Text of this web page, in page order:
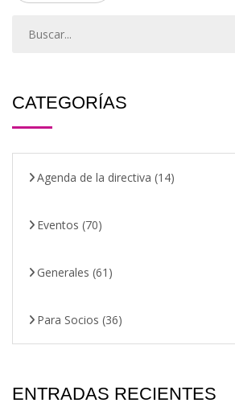
CATEGORÍAS
Agenda de la directiva (14)
Eventos (70)
Generales (61)
Para Socios (36)
ENTRADAS RECIENTES